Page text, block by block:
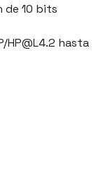
de 10 bits
HP@L4.2 hasta